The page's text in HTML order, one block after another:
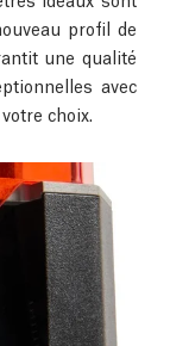
profil de
une qualité
avec
choix.